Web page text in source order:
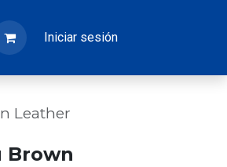
Iniciar sesión
Leather
Brown